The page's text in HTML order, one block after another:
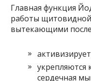
Главная функция
работы
вытекающими
укрепляются
сердечная